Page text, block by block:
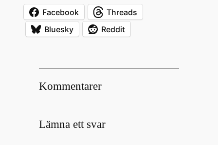
Facebook
Threads
Bluesky
Reddit
Kommentarer
Lämna ett svar